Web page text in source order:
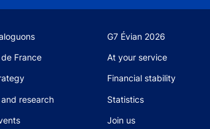
G7 Évian 2026
France At your service
Financial stability
research Statistics
Join us